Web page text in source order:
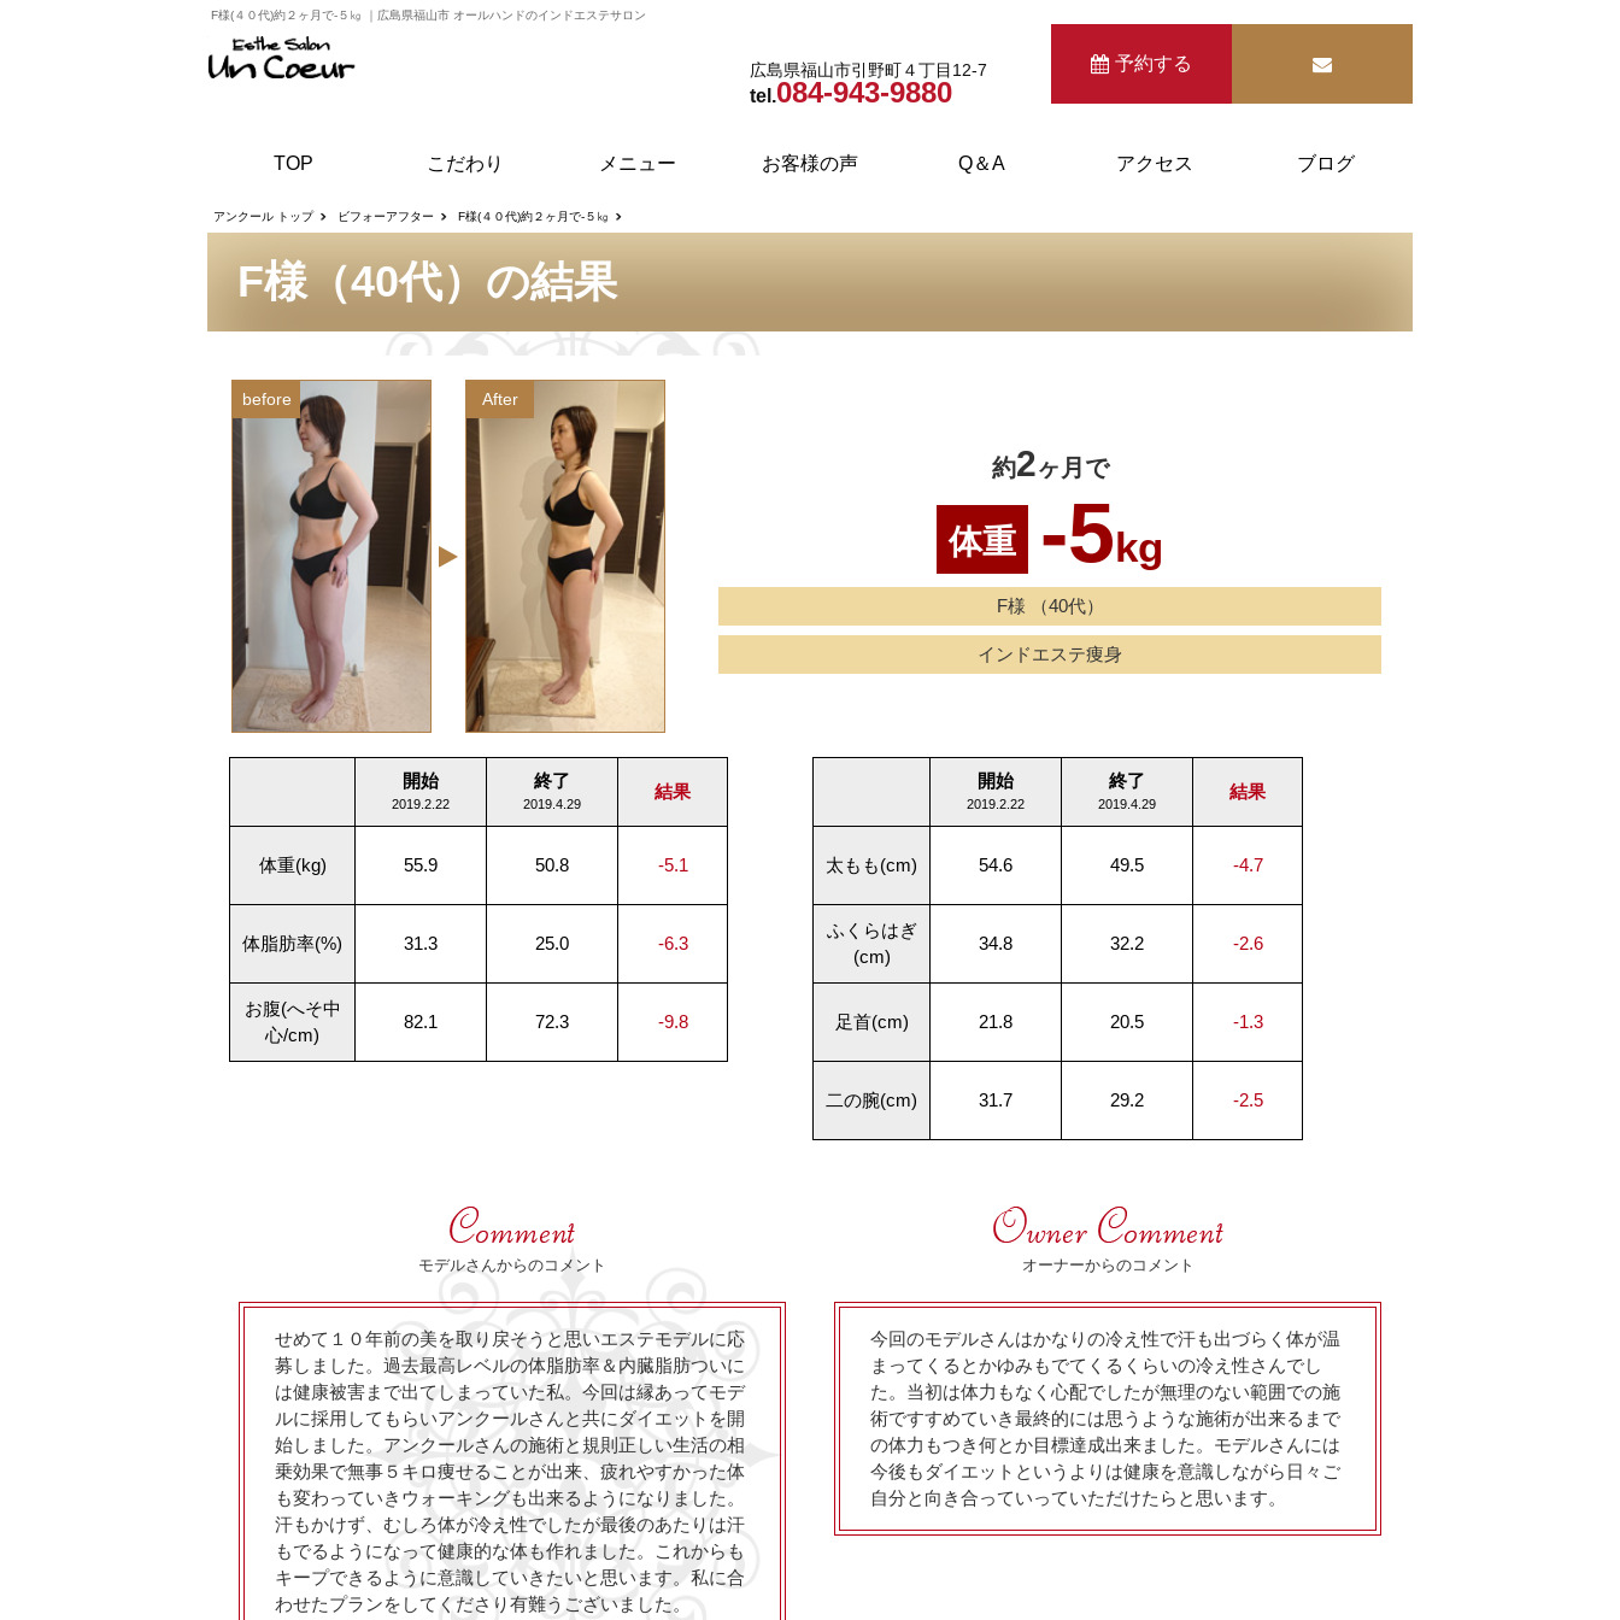
F様(４０代)約２ヶ月で-５㎏ ｜ 広島県福山市 オールハンドのインドエステサロン
広島県福山市引野町４丁目12-7
tel.084-943-9880
予約する
TOP こだわり メニュー
インドエステ・ダイエット
フェイシャルエステ
ブライダルエステ
取り扱い商品
お客様の声 Q＆A アクセス ブログ
アンクール トップ ビフォーアフター F様(４０代)約２ヶ月で-５㎏
F様（40代）の結果
before After
約2ヶ月で
体重 -5kg
F様 （40代）
インドエステ痩身
開始
2019.2.22
終了
2019.4.29
結果
体重(kg) 55.9 50.8 -5.1
体脂肪率(%) 31.3 25.0 -6.3
お腹(へそ中
心/cm)
82.1 72.3 -9.8
開始
2019.2.22
終了
2019.4.29
結果
太もも(cm) 54.6 49.5 -4.7
ふくらはぎ
(cm)
34.8 32.2 -2.6
足首(cm) 21.8 20.5 -1.3
二の腕(cm) 31.7 29.2 -2.5
モデルさんからのコメント
せめて１０年前の美を取り戻そうと思いエステモデルに応
募しました。過去最高レベルの体脂肪率＆内臓脂肪ついに
は健康被害まで出てしまっていた私。今回は縁あってモデ
ルに採用してもらいアンクールさんと共にダイエットを開
始しました。アンクールさんの施術と規則正しい生活の相
乗効果で無事５キロ痩せることが出来、疲れやすかった体
も変わっていきウォーキングも出来るようになりました。
汗もかけず、むしろ体が冷え性でしたが最後のあたりは汗
もでるようになって健康的な体も作れました。これからも
キープできるように意識していきたいと思います。私に合
わせたプランをしてくださり有難うございました。
オーナーからのコメント
今回のモデルさんはかなりの冷え性で汗も出づらく体が温
まってくるとかゆみもでてくるくらいの冷え性さんでし
た。当初は体力もなく心配でしたが無理のない範囲での施
術ですすめていき最終的には思うような施術が出来るまで
の体力もつき何とか目標達成出来ました。モデルさんには
今後もダイエットというよりは健康を意識しながら日々ご
自分と向き合っていっていただけたらと思います。